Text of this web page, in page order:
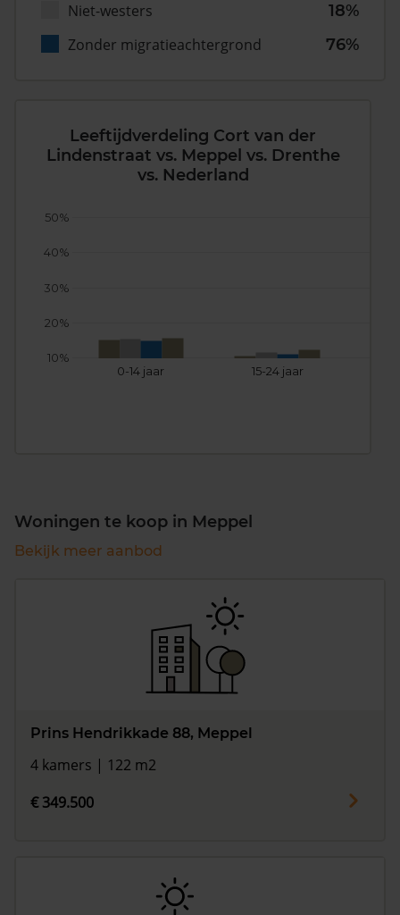
Niet-westers
18%
Zonder migratieachtergrond
76%
Leeftijdverdeling Cort van der
Lindenstraat vs. Meppel vs. Drenthe
vs. Nederland
0-14 jaar 15-24 jaar
10%
20%
30%
40%
50%
Woningen te koop in Meppel
Bekijk meer aanbod
Prins Hendrikkade 88, Meppel
4 kamers | 122 m2
€ 349.500